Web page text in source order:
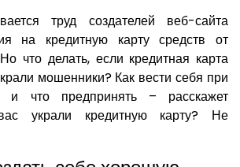
труд создателей веб-сайта
на кредитную карту средств от
Но что делать, если кредитная карта
мошенники? Как вести себя при
и что предпринять – расскажет
украли кредитную карту? Не